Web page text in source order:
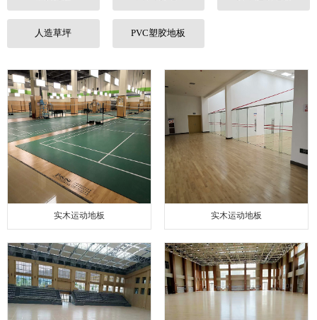
人造草坪 PVC塑胶地板
实木运动地板 实木运动地板
联系我们